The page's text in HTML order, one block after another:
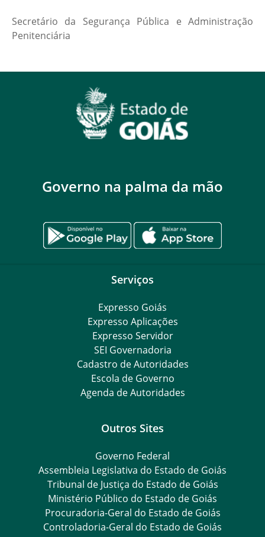
Secretário da Segurança Pública e Administração
Penitenciária
Governo na palma da mão
Serviços
Expresso Goiás
Expresso Aplicações
Expresso Servidor
SEI Governadoria
Cadastro de Autoridades
Escola de Governo
Agenda de Autoridades
Outros Sites
Governo Federal
Assembleia Legislativa do Estado de Goiás
Tribunal de Justiça do Estado de Goiás
Ministério Público do Estado de Goiás
Procuradoria-Geral do Estado de Goiás
Controladoria-Geral do Estado de Goiás